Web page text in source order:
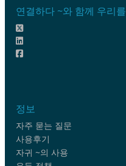
연결하다 ~와 함께 우리를
정보
자주 묻는 질문
사용후기
자귀 ~의 사용